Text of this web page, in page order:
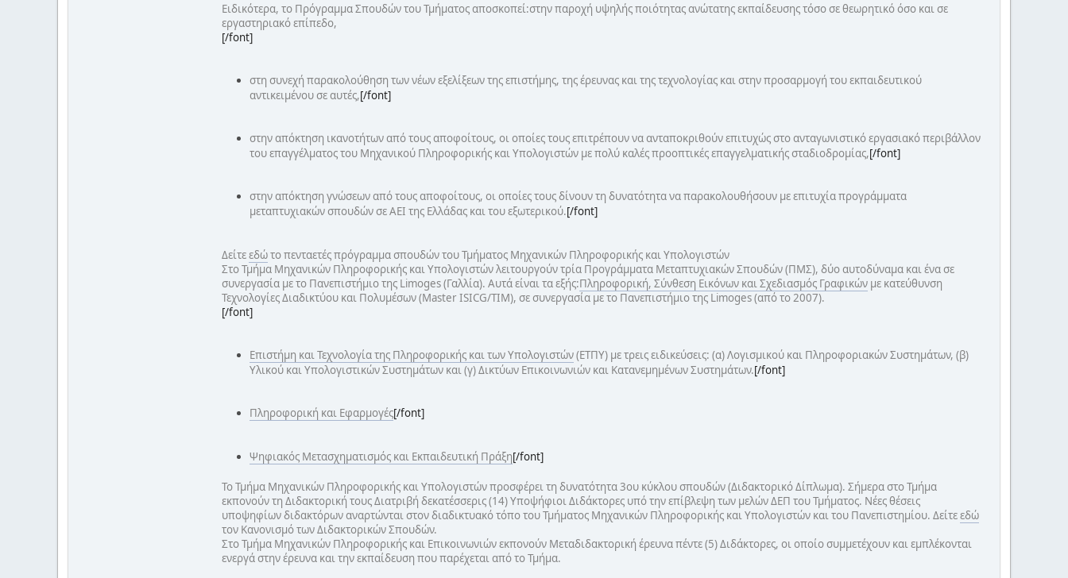
Ειδικότερα, το Πρόγραμμα Σπουδών του Τμήματος αποσκοπεί:στην παροχή υψηλής ποιότητας ανώτατης εκπαίδευσης τόσο σε θεωρητικό όσο και σε
εργαστηριακό επίπεδο,
[/font]
στη συνεχή παρακολούθηση των νέων εξελίξεων της επιστήμης, της έρευνας και της τεχνολογίας και στην προσαρμογή του εκπαιδευτικού
αντικειμένου σε αυτές,[/font]
στην απόκτηση ικανοτήτων από τους αποφοίτους, οι οποίες τους επιτρέπουν να ανταποκριθούν επιτυχώς στο ανταγωνιστικό εργασιακό περιβάλλον
του επαγγέλματος του Μηχανικού Πληροφορικής και Υπολογιστών με πολύ καλές προοπτικές επαγγελματικής σταδιοδρομίας,[/font]
στην απόκτηση γνώσεων από τους αποφοίτους, οι οποίες τους δίνουν τη δυνατότητα να παρακολουθήσουν με επιτυχία προγράμματα
μεταπτυχιακών σπουδών σε ΑΕΙ της Ελλάδας και του εξωτερικού.[/font]
Δείτεεδώτο πενταετές πρόγραμμα σπουδών του Τμήματος Μηχανικών Πληροφορικής και Υπολογιστών
Στο Τμήμα Μηχανικών Πληροφορικής και Υπολογιστών λειτουργούν τρία Προγράμματα Μεταπτυχιακών Σπουδών (ΠΜΣ), δύο αυτοδύναμα και ένα σε
συνεργασία με το Πανεπιστήμιο της Limoges (Γαλλία). Αυτά είναι τα εξής:Πληροφορική, Σύνθεση Εικόνων και Σχεδιασμός Γραφικών με κατεύθυνση
Τεχνολογίες Διαδικτύου και Πολυμέσων (Master ISICG/TIM), σε συνεργασία με το Πανεπιστήμιο της Limoges (από το 2007).
[/font]
Επιστήμη και Τεχνολογία της Πληροφορικής και των Υπολογιστών(ETΠΥ) με τρεις ειδικεύσεις: (α) Λογισμικού και Πληροφοριακών Συστημάτων, (β)
Υλικού και Υπολογιστικών Συστημάτων και (γ) Δικτύων Επικοινωνιών και Κατανεμημένων Συστημάτων.[/font]
Πληροφορική και Εφαρμογές[/font]
Ψηφιακός Μετασχηματισμός και Εκπαιδευτική Πράξη[/font]
Το Τμήμα Μηχανικών Πληροφορικής και Υπολογιστών προσφέρει τη δυνατότητα 3ου κύκλου σπουδών (Διδακτορικό Δίπλωμα). Σήμερα στο Τμήμα
εκπονούν τη Διδακτορική τους Διατριβή δεκατέσσερις (14) Υποψήφιοι Διδάκτορες υπό την επίβλεψη των μελών ΔΕΠ του Τμήματος. Νέες θέσεις
υποψηφίων διδακτόρων αναρτώνται στον διαδικτυακό τόπο του Τμήματος Μηχανικών Πληροφορικής και Υπολογιστών και του Πανεπιστημίου. Δείτεεδώ
τον Κανονισμό των Διδακτορικών Σπουδών.
Στο Τμήμα Μηχανικών Πληροφορικής και Επικοινωνιών εκπονούν Μεταδιδακτορική έρευνα πέντε (5) Διδάκτορες, οι οποίο συμμετέχουν και εμπλέκονται
ενεργά στην έρευνα και την εκπαίδευση που παρέχεται από το Τμήμα.